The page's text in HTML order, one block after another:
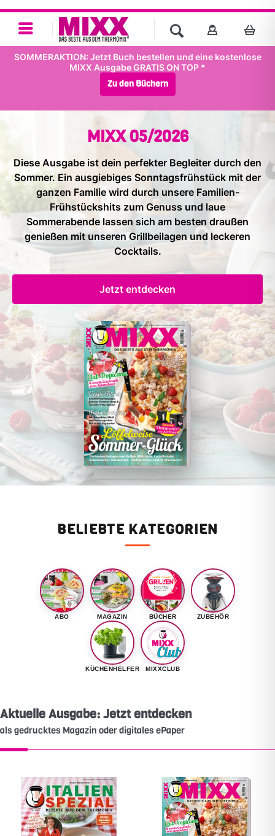
SOMMERAKTION: Jetzt Buch bestellen und eine kostenlose
MIXX Ausgabe GRATIS ON TOP *
Zu den Büchern
MIXX 05/2026
Diese Ausgabe ist dein perfekter Begleiter durch den
Sommer. Ein ausgiebiges Sonntagsfrühstück mit der
ganzen Familie wird durch unsere Familien-
Frühstückshits zum Genuss und laue
Sommerabende lassen sich am besten draußen
genießen mit unseren Grillbeilagen und leckeren
Cocktails.
Jetzt entdecken
BELIEBTE KATEGORIEN
ABO MAGAZIN BÜCHER ZUBEHÖR
KÜCHENHELFER MIXXCLUB
Aktuelle Ausgabe: Jetzt entdecken
als gedrucktes Magazin oder digitales ePaper